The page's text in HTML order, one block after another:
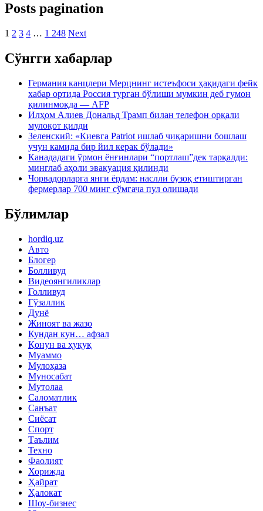
Posts pagination
1 2 3 4 … 1 248 Next
Сўнгги хабарлар
Германия канцлери Мерцнинг истеъфоси ҳақидаги фейк
хабар ортида Россия турган бўлиши мумкин деб гумон
қилинмоқда — AFP
Илҳом Алиев Дональд Трамп билан телефон орқали
мулоқот қилди
Зеленский: «Киевга Patriot ишлаб чиқаришни бошлаш
учун камида бир йил керак бўлади»
Канададаги ўрмон ёнғинлари “портлаш”дек тарқалди:
минглаб аҳоли эвакуация қилинди
Чорвадорларга янги ёрдам: наслли бузоқ етиштирган
фермерлар 700 минг сўмгача пул олишади
Бўлимлар
hordiq.uz
Авто
Блогер
Болливуд
Видеоянгиликлар
Голливуд
Гўзаллик
Дунё
Жиноят ва жазо
Кундан кун… афзал
Қонун ва ҳуқуқ
Муаммо
Мулоҳаза
Муносабат
Мутолаа
Саломатлик
Санъат
Сиёсат
Спорт
Таълим
Техно
Фаолият
Хорижда
Ҳайрат
Ҳалокат
Шоу-бизнес